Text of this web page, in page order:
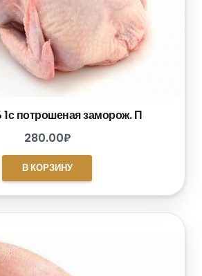
потрошеная заморож. П
280.00₽
В КОРЗИНУ